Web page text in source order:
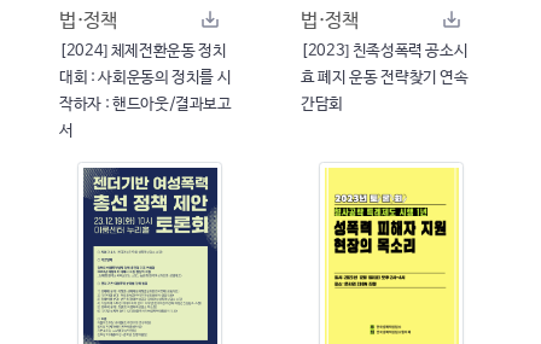
법·정책
[2024] 체제전환운동 정치
대회 : 사회운동의 정치를 시
작하자 : 핸드아웃/결과보고
서
법·정책
[2023] 친족성폭력 공소시
효 폐지 운동 전략찾기 연속
간담회